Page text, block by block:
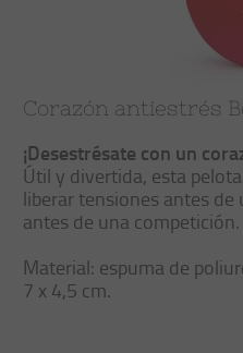
Corazón antiestrés
¡Desestrésate con un
Útil y divertida, esta
liberar tensiones antes
antes de una competición.
Material: espuma de
7 x 4,5 cm.